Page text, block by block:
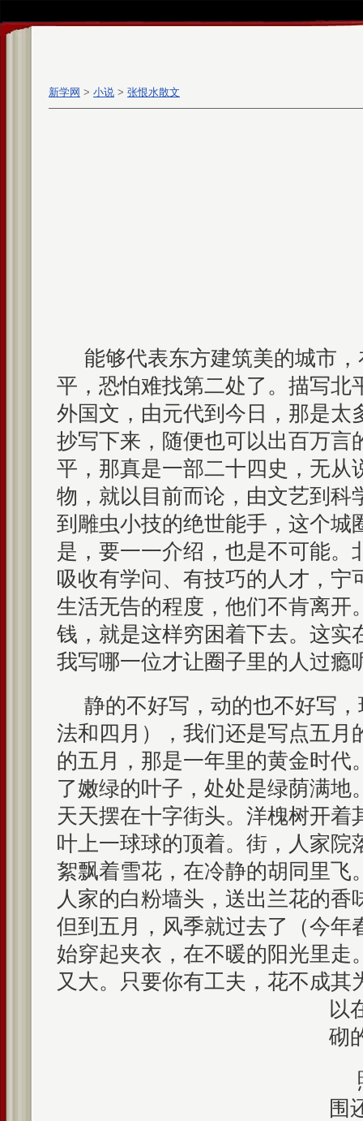
新学网 > 小说 > 张恨水散文
能够代表东方建筑美的城市
平，恐怕难找第二处了。描写北
外国文，由元代到今日，那是太
抄写下来，随便也可以出百万言
平，那真是一部二十四史，无从
物，就以目前而论，由文艺到科
到雕虫小技的绝世能手，这个城
是，要一一介绍，也是不可能。
吸收有学问、有技巧的人才，宁
生活无告的程度，他们不肯离开
钱，就是这样穷困着下去。这实
我写哪一位才让圈子里的人过瘾
静的不好写，动的也不好写
法和四月），我们还是写点五月
的五月，那是一年里的黄金时代
了嫩绿的叶子，处处是绿荫满地
天天摆在十字街头。洋槐树开着
叶上一球球的顶着。街，人家院
絮飘着雪花，在冷静的胡同里飞
人家的白粉墙头，送出兰花的香
但到五月，风季就过去了（今年
始穿起夹衣，在不暖的阳光里走
又大。只要你有工夫，花不成其
以
砌
围